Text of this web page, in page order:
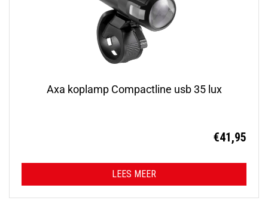
Axa koplamp Compactline usb 35 lux
€41,95
LEES MEER